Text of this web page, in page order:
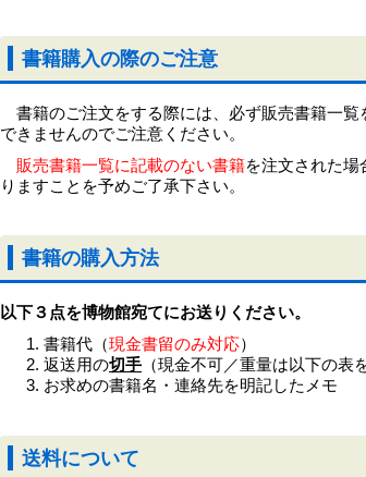
書籍購入の際のご注意
書籍のご注文をする際には、必ず販売書籍一覧
できませんのでご注意ください。
販売書籍一覧に記載のない書籍を注文された
りますことを予めご了承下さい。
書籍の購入方法
以下３点を博物館宛てにお送りください。
書籍代（現金書留のみ対応）
返送用の切手 （現金不可／重量は以下の表
お求めの書籍名・連絡先を明記したメモ
送料について